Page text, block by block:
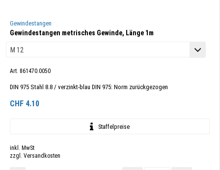
Gewindestangen
Gewindestangen metrisches Gewinde, Länge 1m
Art. 861470.0050
DIN 975 Stahl 8.8 / verzinkt-blau DIN 975: Norm zurückgezogen
CHF 4.10
Staffelpreise
inkl. MwSt
zzgl. Versandkosten